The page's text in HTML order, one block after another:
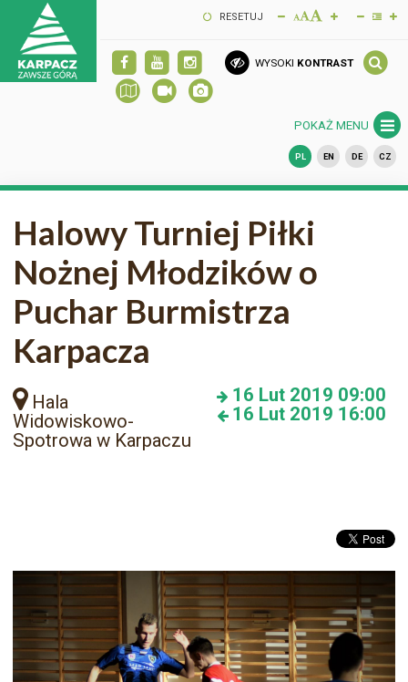
RESETUJ
WYSOKI KONTRAST
POKAŻ MENU
PL EN DE CZ
Halowy Turniej Piłki
Nożnej Młodzików o
Puchar Burmistrza
Karpacza
Hala
Widowiskowo-
Spotrowa w Karpaczu
16 Lut 2019 09:00
16 Lut 2019 16:00